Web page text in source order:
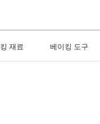
재료 베이킹 도구